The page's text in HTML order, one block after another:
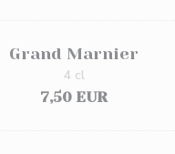
Grand Marnier
7,50 EUR
4 cl